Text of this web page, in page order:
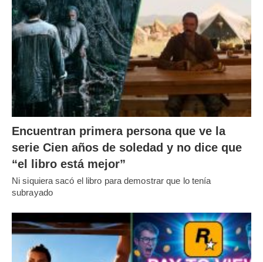
Encuentran primera persona que ve la
serie Cien años de soledad y no dice que
“el libro está mejor”
Ni siquiera sacó el libro para demostrar que lo tenía
subrayado